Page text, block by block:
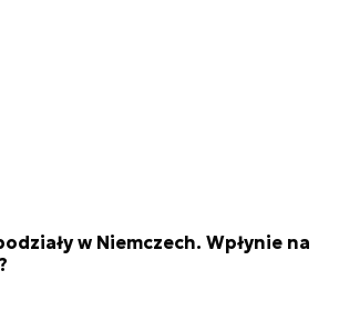
w Niemczech. Wpłynie na